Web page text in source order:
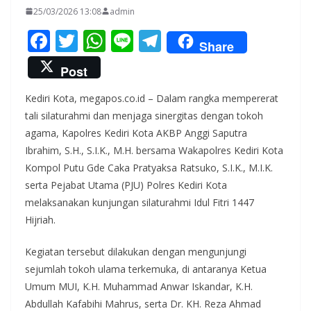
25/03/2026 13:08 admin
F
ac
e
b
o
o
k
T
w
itt
er
W
s
A
p
p
Li T
el
gr
a
m
Share
Post
Kediri Kota, megapos.co.id – Dalam rangka mempererat
tali silaturahmi dan menjaga sinergitas dengan tokoh
agama, Kapolres Kediri Kota AKBP Anggi Saputra
Ibrahim, S.H., S.I.K., M.H. bersama Wakapolres Kediri Kota
Kompol Putu Gde Caka Pratyaksa Ratsuko, S.I.K., M.I.K.
serta Pejabat Utama (PJU) Polres Kediri Kota
melaksanakan kunjungan silaturahmi Idul Fitri 1447
Hijriah.
Kegiatan tersebut dilakukan dengan mengunjungi
sejumlah tokoh ulama terkemuka, di antaranya Ketua
Umum MUI, K.H. Muhammad Anwar Iskandar, K.H.
Abdullah Kafabihi Mahrus, serta Dr. KH. Reza Ahmad